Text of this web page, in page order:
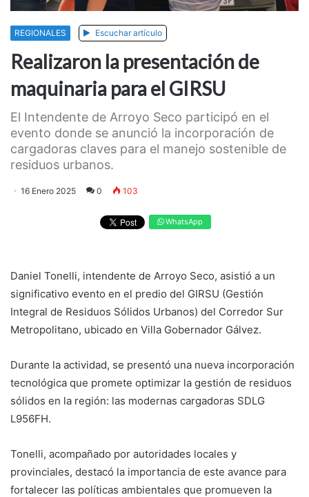
REGIONALES Escuchar artículo
Realizaron la presentación de
maquinaria para el GIRSU
El Intendente de Arroyo Seco participó en el
evento donde se anunció la incorporación de
cargadoras claves para el manejo sostenible de
residuos urbanos.
16 Enero 2025 0 103
WhatsApp
Daniel Tonelli, intendente de Arroyo Seco, asistió a un
significativo evento en el predio del GIRSU (Gestión
Integral de Residuos Sólidos Urbanos) del Corredor Sur
Metropolitano, ubicado en Villa Gobernador Gálvez.
Durante la actividad, se presentó una nueva incorporación
tecnológica que promete optimizar la gestión de residuos
sólidos en la región: las modernas cargadoras SDLG
L956FH.
Tonelli, acompañado por autoridades locales y
provinciales, destacó la importancia de este avance para
fortalecer las políticas ambientales que promueven la